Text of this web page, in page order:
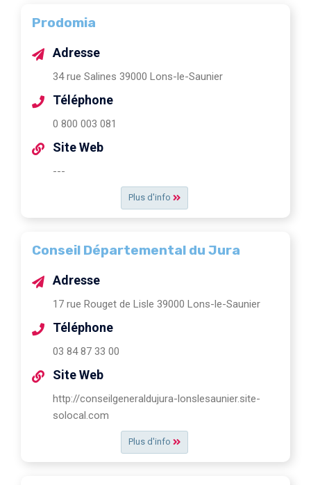
Prodomia
Plus d'info
Adresse
34 rue Salines 39000 Lons-le-Saunier
Téléphone
0 800 003 081
Site Web
---
Conseil Départemental du Jura
Plus d'info
Adresse
17 rue Rouget de Lisle 39000 Lons-le-Saunier
Téléphone
03 84 87 33 00
Site Web
http://conseilgeneraldujura-lonslesaunier.site-
solocal.com